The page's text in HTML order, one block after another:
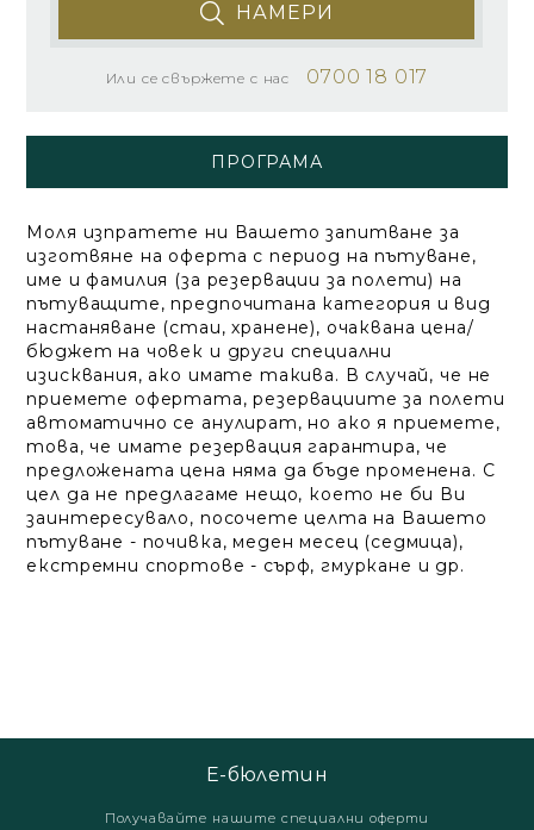
НАМЕРИ
Или се свържете с нас 0700 18 017
ПРОГРАМА
Моля изпратете ни Вашето запитване за
изготвяне на оферта с период на пътуване,
име и фамилия (за резервации за полети) на
пътуващите, предпочитана категория и вид
настаняване (стаи, хранене), очаквана цена/
бюджет на човек и други специални
изисквания, ако имате такива. В случай, че не
приемете офертата, резервациите за полети
автоматично се анулират, но ако я приемете,
това, че имате резервация гарантира, че
предложената цена няма да бъде променена. С
цел да не предлагаме нещо, което не би Ви
заинтересувало, посочете целта на Вашето
пътуване - почивка, меден месец (седмица),
екстремни спортове - сърф, гмуркане и др.
Е-бюлетин
Получавайте нашите специални оферти